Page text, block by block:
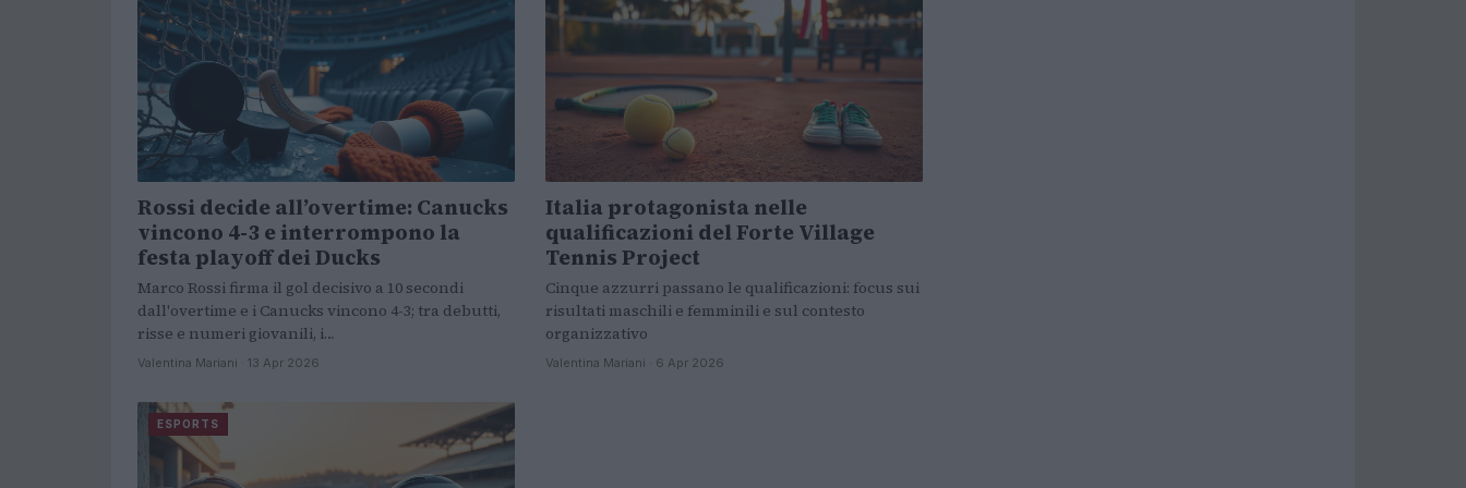
Rossi decide all’overtime: Canucks
vincono 4-3 e interrompono la
festa playoff dei Ducks
Marco Rossi firma il gol decisivo a 10 secondi
dall'overtime e i Canucks vincono 4-3; tra debutti,
risse e numeri giovanili, i…
Valentina Mariani · 13 Apr 2026
Italia protagonista nelle
qualificazioni del Forte Village
Tennis Project
Cinque azzurri passano le qualificazioni: focus sui
risultati maschili e femminili e sul contesto
organizzativo
Valentina Mariani · 6 Apr 2026
ESPORTS